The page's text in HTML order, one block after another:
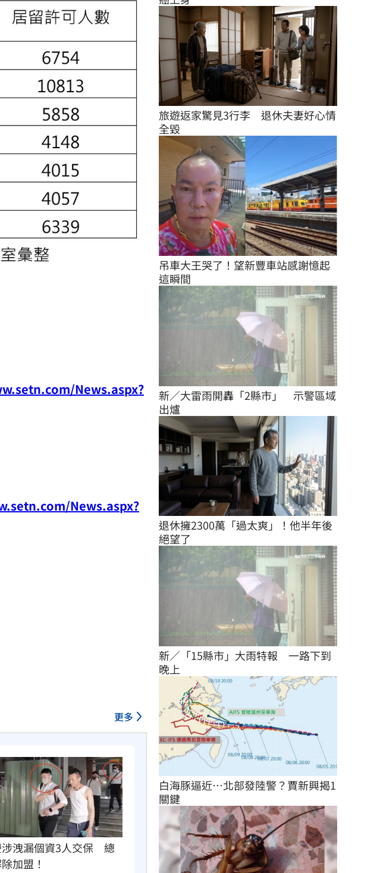
News.aspx?
News.aspx?
更多
洩漏個資3人交保　總
加盟！
旅遊返家驚見3行李　退休夫妻好心情
全毀
吊車大王哭了！望新豐車站感謝憶起
這瞬間
新／大雷雨開轟「2縣市」　示警區域
出爐
退休擁2300萬「過太爽」！他半年後
絕望了
新／「15縣市」大雨特報　一路下到
晚上
白海豚逼近…北部發陸警？賈新興揭1
關鍵